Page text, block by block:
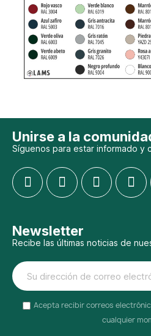
Unirse a la
Síguenos para estar informado y
Newsletter
Recibe las últimas noticias de
Acepta recibir correos
cualquier